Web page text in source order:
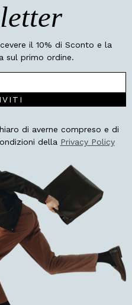
il 10% di Sconto e la
sul primo ordine.
di averne compreso e di
della Privacy Policy